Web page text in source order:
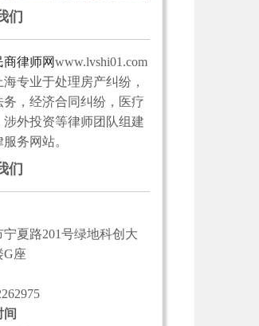
们
商律师网www.lvshi01.com
海专业于处理房产纠纷，
务，经济合同纠纷，医疗
涉外投资等律师团队组建
务网站。
们
宁夏路201号绿地科创大
G座
间